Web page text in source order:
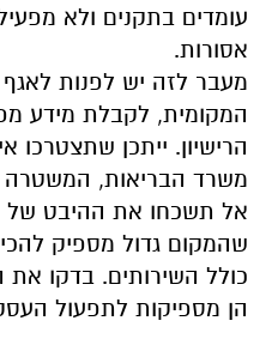
עומדים בתקנים ולא
אסורות.
מעבר לזה יש לפנות
המקומית, לקבלת מידע
הרישיון. ייתכן שתצטרכו
משרד הבריאות, המשטרה
אל תשכחו את ההיבט של
שהמקום גדול מספיק
כולל השירותים. בדקו
הן מספיקות לתפעול